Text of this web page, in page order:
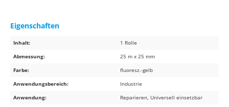
Eigenschaften
Inhalt:
1 Rolle
Abmessung:
25 m x 25 mm
Farbe:
fluoresz.-gelb
Anwendungsbereich:
Industrie
Anwendung:
Reparieren, Universell einsetzbar